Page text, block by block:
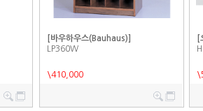
[바우하우스(Bauhaus)]
LP360W
\410,000
[